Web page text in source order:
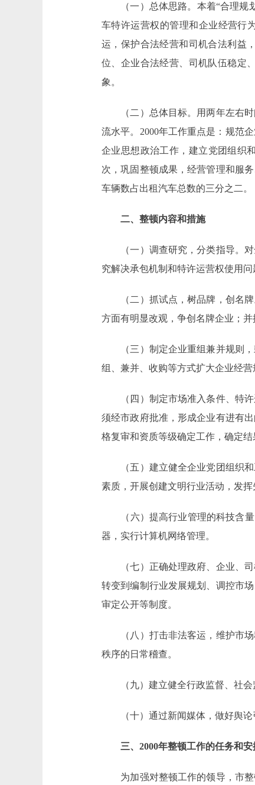
（一）总体思路。本着“合理规划
车特许运营权的管理和企业经营行
运，保护合法经营和司机合法利益
位、企业合法经营、司机队伍稳定
象。
（二）总体目标。用两年左右时
流水平。2000年工作重点是：规范
企业思想政治工作，建立党团组织
次，巩固整顿成果，经营管理和服
车辆数占出租汽车总数的三分之二。
二、整顿内容和措施
（一）调查研究，分类指导。对
究解决承包机制和特许运营权使用问
（二）抓试点，树品牌，创名牌
方面有明显改观，争创名牌企业；
（三）制定企业重组兼并规则，
组、兼并、收购等方式扩大企业经营
（四）制定市场准入条件、特许
须经市政府批准，形成企业有进有
格复审和资质等级确定工作，确定结
（五）建立健全企业党团组织和
素质，开展创建文明行业活动，发
（六）提高行业管理的科技含量
器，实行计算机网络管理。
（七）正确处理政府、企业、司
转变到编制行业发展规划、调控市
审定公开等制度。
（八）打击非法客运，维护市场
秩序的日常稽查。
（九）建立健全行政监督、社会
（十）通过新闻媒体，做好舆论
三、2000年整顿工作的任务和安
为加强对整顿工作的领导，市整